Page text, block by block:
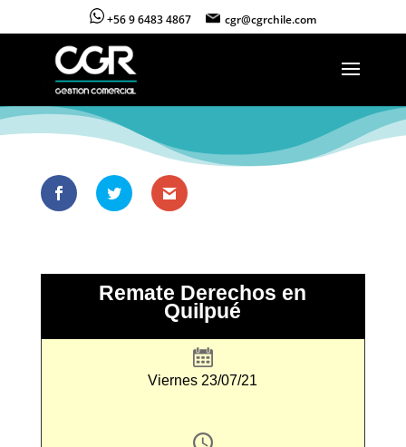
+56 9 6483 4867 cgr@cgrchile.com
Remate Derechos en
Quilpué
Viernes 23/07/21